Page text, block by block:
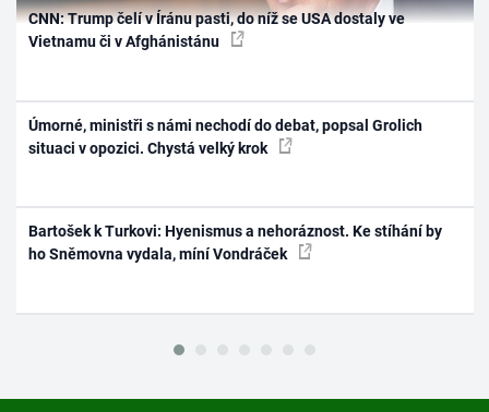
CNN: Trump čelí v Íránu pasti, do níž se USA dostaly ve
Vietnamu či v Afghánistánu
Úmorné, ministři s námi nechodí do debat, popsal Grolich
situaci v opozici. Chystá velký krok
Bartošek k Turkovi: Hyenismus a nehoráznost. Ke stíhání by
ho Sněmovna vydala, míní Vondráček